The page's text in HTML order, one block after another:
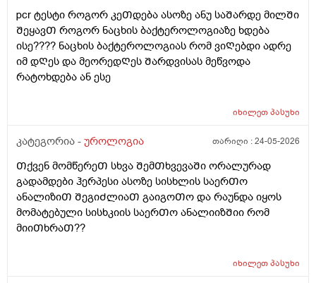
pcr ტესტი როგორ კეᲗდება ასოზე ანუ საᲨარდე მილᲨი
ᲨეყავᲗ როგორ ნაცხის ბაქტეროლოგიაზე ხდება
ისე???? ნაცხის ბაქტეროლოგიას რომ ვიᲦებდი ადრე
იმ დᲦეს და მეორედᲦეს Შარდვისას მეწვოდა
რატოხდება ან ესე
იხილეთპასუხი
კატეგორია - უროლოგია თარიღი :24-05-2026
Თქვენ მომწერეᲗ სხვა ᲨემᲗხვევაᲨი ორალურად
გადამდები ჰერპესი ასოზე სისხლის საერᲗო
ანალიზიᲗ ᲨეგიᲫლიაᲗ გაიგოᲗო და რაუნდა იყოს
მომატებული სისხკიის საერᲗო ანალიიზᲨიი რომ
მიიᲗხრაᲗ??
იხილეთპასუხი